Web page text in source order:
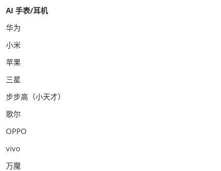
AI 手表/耳机
华为
小米
苹果
三星
步步高（小天才）
歌尔
OPPO
vivo
万魔